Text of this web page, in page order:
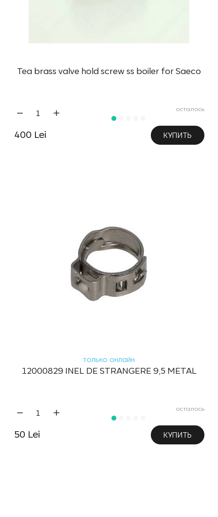
Tea brass valve hold screw ss boiler for Saeco
осталось
400 Lei КУПИТЬ
только онлайн
12000829 INEL DE STRANGERE 9,5 METAL
осталось
50 Lei КУПИТЬ